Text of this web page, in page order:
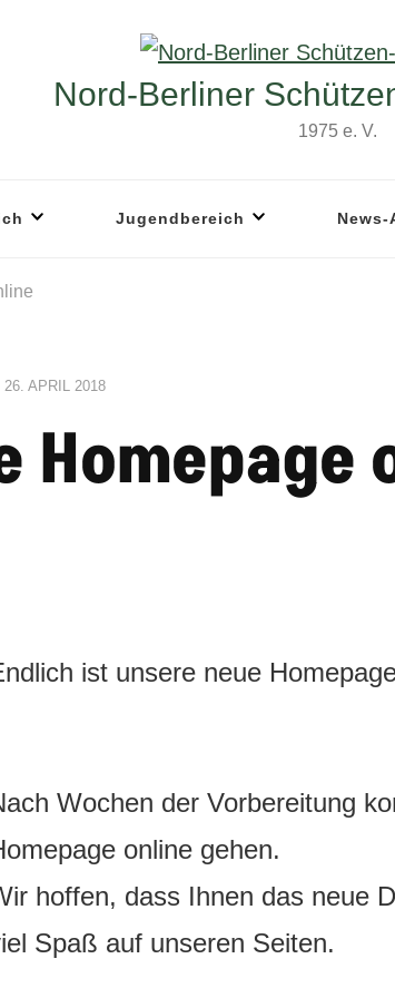
Nord-Berliner
1975 e. V.
Jugendbereich
26. APRIL 2018
Homepage
ist unsere neue
Wochen der Vorbereitung
online gehen.
hoffen, dass Ihnen das neue
Spaß auf unseren Seiten.